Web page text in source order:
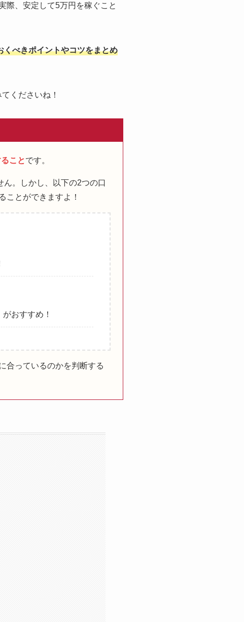
際、安定して5万円を稼ぐこと
べきポイントやコツをまとめ
くださいね！
ことです。
。しかし、以下の2つの口
ことができますよ！
がおすすめ！
合っているのかを判断する